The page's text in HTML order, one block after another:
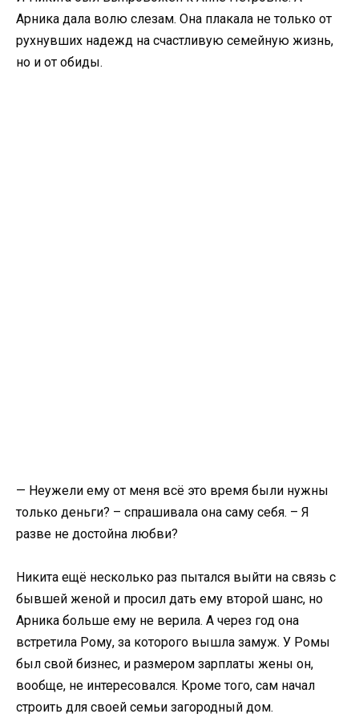
Арника дала волю слезам. Она плакала не только от
рухнувших надежд на счастливую семейную жизнь,
но и от обиды.
— Неужели ему от меня всё это время были нужны
только деньги? – спрашивала она саму себя. – Я
разве не достойна любви?
Никита ещё несколько раз пытался выйти на связь с
бывшей женой и просил дать ему второй шанс, но
Арника больше ему не верила. А через год она
встретила Рому, за которого вышла замуж. У Ромы
был свой бизнес, и размером зарплаты жены он,
вообще, не интересовался. Кроме того, сам начал
строить для своей семьи загородный дом.